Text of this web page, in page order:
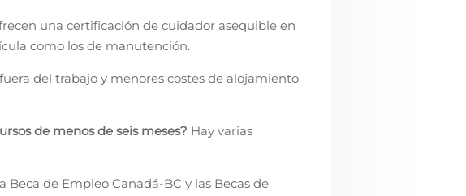
una certificación de cuidador asequible en
como los de manutención.
del trabajo y menores costes de alojamiento
de menos de seis meses? Hay varias
de Empleo Canadá-BC y las Becas de